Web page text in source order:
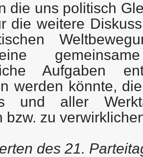
die uns politisch
die weitere
Aufgaben
werden könnte,
und aller
bzw. zu
des 21.